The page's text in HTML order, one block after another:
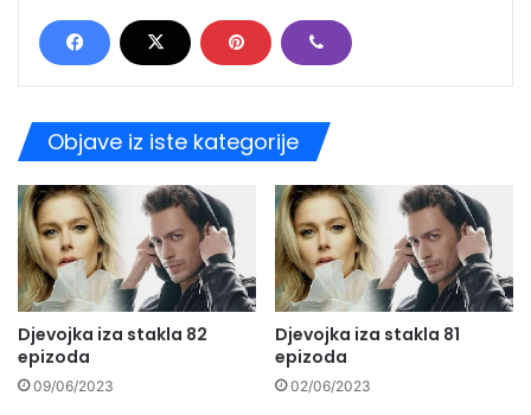
Objave iz iste kategorije
Djevojka iza stakla 82
epizoda
09/06/2023
Djevojka iza stakla 81
epizoda
02/06/2023